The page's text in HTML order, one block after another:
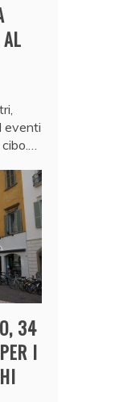
eventi
34
I